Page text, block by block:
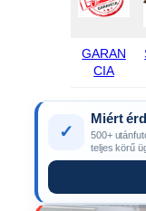
GARAN
CIA
✓
Miért
500+
teljes körű